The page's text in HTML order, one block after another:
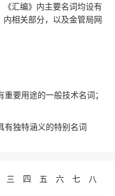
《汇编》内主要名词均设有
相关部分，以及金管局网
要用途的一般技术名词；
有独特涵义的特别名词
三 四 五 六 七 八